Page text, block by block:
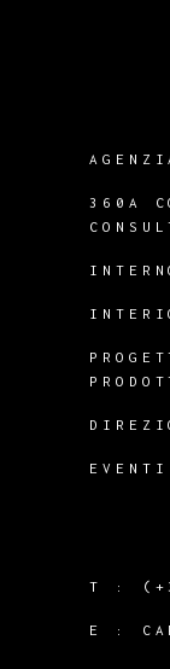
360A
EVENTI
T :
E :